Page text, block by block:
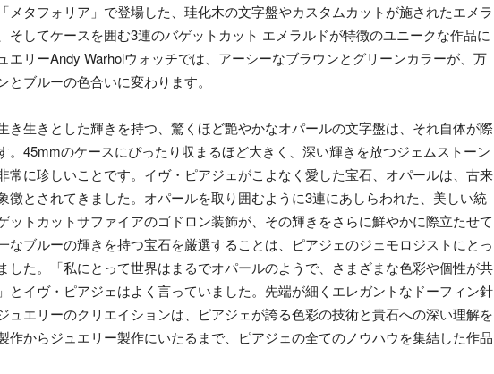
メタフォリア」で登場した、珪化木の文字盤やカスタムカットが施されたエメラ
そしてケースを囲む3連のバゲットカット エメラルドが特徴のユニークな作品に
エリーAndy Warholウォッチでは、アーシーなブラウンとグリーンカラーが、万
ブルーの色合いに変わります。
き生きとした輝きを持つ、驚くほど艶やかなオパールの文字盤は、それ自体が際
。45mmのケースにぴったり収まるほど大きく、深い輝きを放つジェムストーン
常に珍しいことです。イヴ・ピアジェがこよなく愛した宝石、オパールは、古来
徴とされてきました。オパールを取り囲むように3連にあしらわれた、美しい統
ットカットサファイアのゴドロン装飾が、その輝きをさらに鮮やかに際立たせて
なブルーの輝きを持つ宝石を厳選することは、ピアジェのジェモロジストにとっ
した。「私にとって世界はまるでオパールのようで、さまざまな色彩や個性が共
とイヴ・ピアジェはよく言っていました。先端が細くエレガントなドーフィン針
ュエリーのクリエイションは、ピアジェが誇る色彩の技術と貴石への深い理解を
作からジュエリー製作にいたるまで、ピアジェの全てのノウハウを集結した作品